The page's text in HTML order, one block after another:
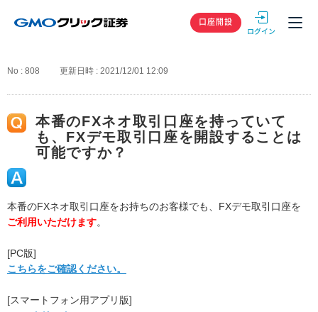
GMOクリック
口座開設
No : 808 更新日時 : 2021/12/01 12:09
本番のFXネオ取引口座を持っていて
も、FXデモ取引口座を開設することは
可能ですか？
本番のFXネオ取引口座をお持ちのお客様でも、FXデモ取引口座を
ご利用いただけます。
[PC版]
こちらをご確認ください。
[スマートフォン用アプリ版]